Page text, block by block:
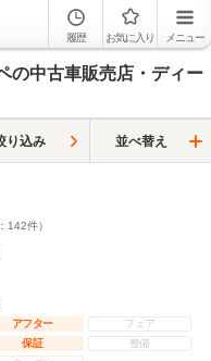
履歴 お気に入り メニュー
の中古車販売店・ディー
り込み 並べ替え
142件）
アフター
フェア
保証
整備